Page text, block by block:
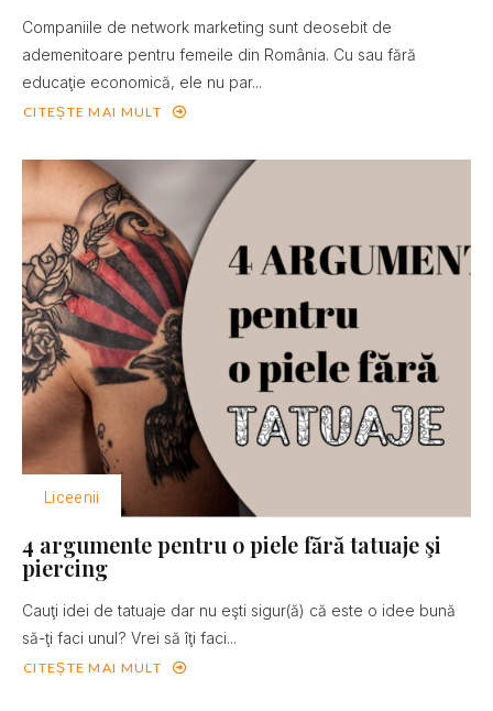
Companiile de network marketing sunt deosebit de
ademenitoare pentru femeile din România. Cu sau fără
educaţie economică, ele nu par...
CITEȘTE MAI MULT
Liceenii
4 argumente pentru o piele fără tatuaje şi
piercing
Cauţi idei de tatuaje dar nu eşti sigur(ă) că este o idee bună
să-ţi faci unul? Vrei să îţi faci...
CITEȘTE MAI MULT